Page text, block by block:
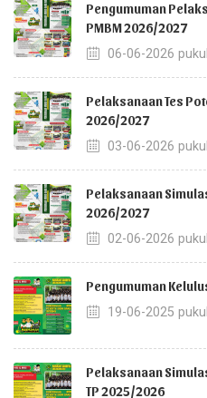
Pengumuman
PMBM 2026/2027
06-06-2026
Pelaksanaan Tes
2026/2027
03-06-2026
Pelaksanaan
2026/2027
02-06-2026
Pengumuman
19-06-2025
Pelaksanaan
TP 2025/2026